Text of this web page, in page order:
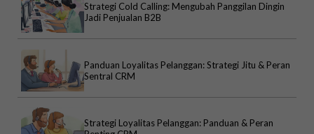
Strategi Cold Calling: Mengubah Panggilan Dingin
Jadi Penjualan B2B
Panduan Loyalitas Pelanggan: Strategi Jitu & Peran
Sentral CRM
Strategi Loyalitas Pelanggan: Panduan & Peran